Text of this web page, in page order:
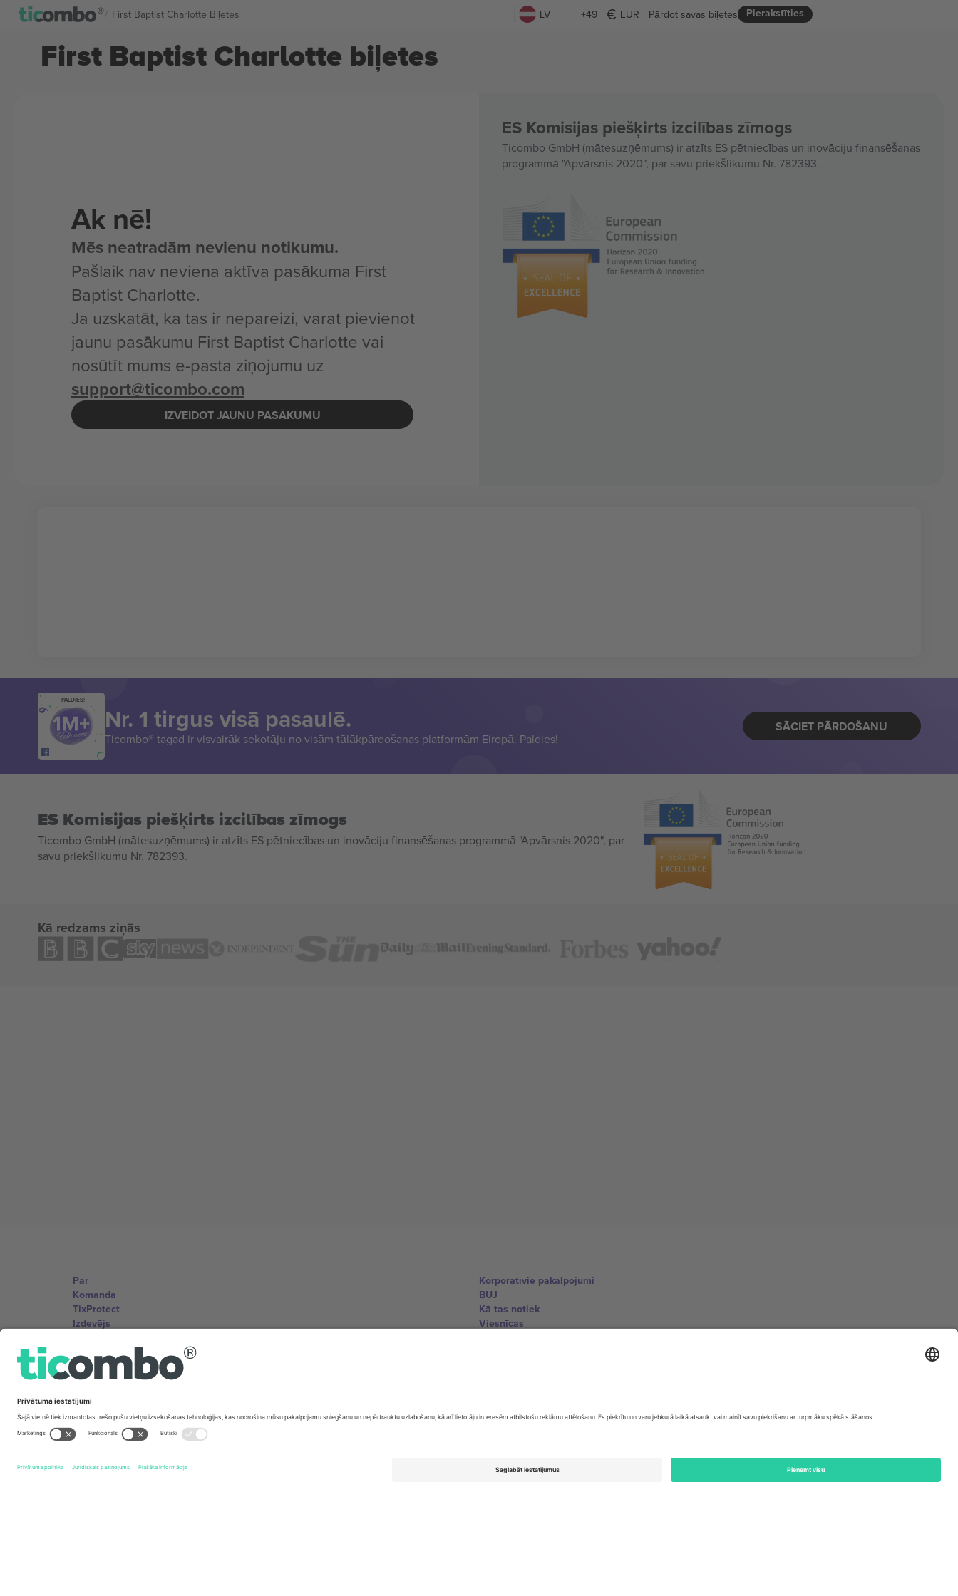
First Baptist Charlotte Biļetes LV +49 EUR Pierakstīties
Pārdot savas biļetes
First Baptist Charlotte biļetes
Ak nē!
Mēs neatradām nevienu notikumu.
Pašlaik nav neviena aktīva pasākuma First
Baptist Charlotte.
Ja uzskatāt, ka tas ir nepareizi, varat pievienot
jaunu pasākumu First Baptist Charlotte vai
nosūtīt mums e-pasta ziņojumu uz
support@ticombo.com
IZVEIDOT JAUNU PASĀKUMU
ES Komisijas piešķirts izcilības zīmogs
Ticombo GmbH (mātesuzņēmums) ir atzīts ES pētniecības un inovāciju finansēšanas
programmā "Apvārsnis 2020", par savu priekšlikumu Nr. 782393.
PALDIES!
Nr. 1 tirgus visā pasaulē.
Ticombo® tagad ir visvairāk sekotāju no visām tālākpārdošanas platformām Eiropā. Paldies!
SĀCIET PĀRDOŠANU
ES Komisijas piešķirts izcilības zīmogs
Ticombo GmbH (mātesuzņēmums) ir atzīts ES pētniecības un inovāciju finansēšanas programmā "Apvārsnis 2020", par
savu priekšlikumu Nr. 782393.
Kā redzams ziņās
Par
Komanda
TixProtect
Izdevējs
Partneru programma
Korporatīvie pakalpojumi
BUJ
Kā tas notiek
Viesnīcas